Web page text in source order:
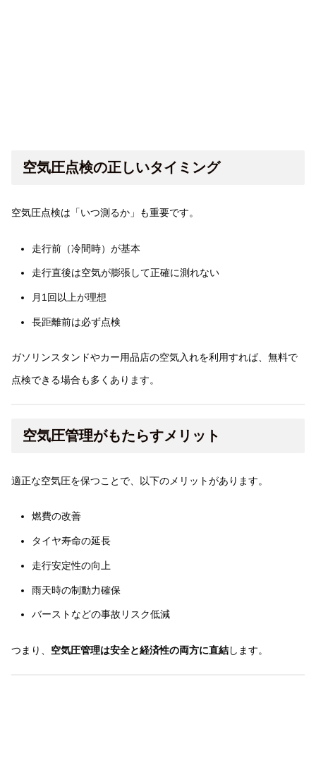
空気圧点検の正しいタイミング
空気圧点検は「いつ測るか」も重要です。
走行前（冷間時）が基本
走行直後は空気が膨張して正確に測れない
月1回以上が理想
長距離前は必ず点検
ガソリンスタンドやカー用品店の空気入れを利用すれば、無料で
点検できる場合も多くあります。
空気圧管理がもたらすメリット
適正な空気圧を保つことで、以下のメリットがあります。
燃費の改善
タイヤ寿命の延長
走行安定性の向上
雨天時の制動力確保
バーストなどの事故リスク低減
つまり、 空気圧管理は安全と経済性の両方に直結します。